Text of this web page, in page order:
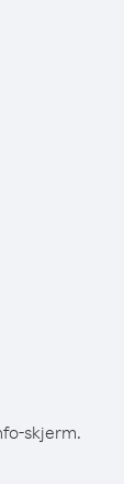
skjerm.